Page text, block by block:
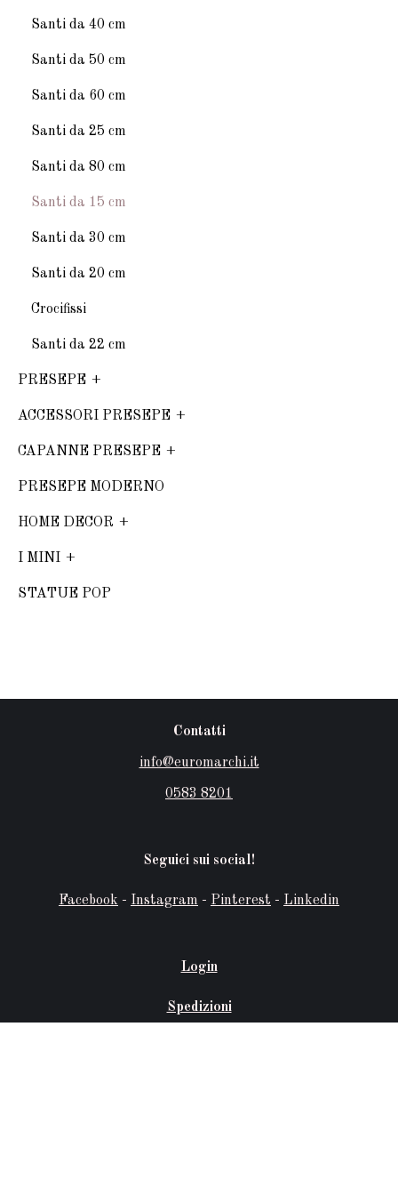
Santi da 40 cm
Santi da 50 cm
Santi da 60 cm
Santi da 25 cm
Santi da 80 cm
Santi da 15 cm
Santi da 30 cm
Santi da 20 cm
Crocifissi
Santi da 22 cm
PRESEPE
ACCESSORI PRESEPE
CAPANNE PRESEPE
PRESEPE MODERNO
HOME DECOR
I MINI
STATUE POP
Contatti
info@euromarchi.it
0583 8201
Seguici sui social!
Facebook - Instagram - Pinterest - Linkedin
Login
Spedizioni